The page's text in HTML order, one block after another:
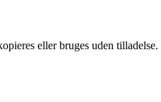
eller bruges uden tilladelse.